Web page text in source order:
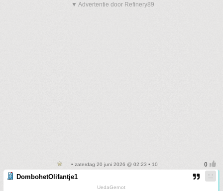
▼ Advertentie door Refinery89
• zaterdag 20 juni 2026 @ 02:23 • 10
DombohetOlifantje1
UedaGernot